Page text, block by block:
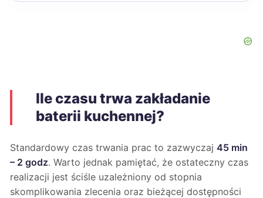
Ile czasu trwa zakładanie
baterii kuchennej?
Standardowy czas trwania prac to zazwyczaj 45 min
– 2 godz. Warto jednak pamiętać, że ostateczny czas
realizacji jest ściśle uzależniony od stopnia
skomplikowania zlecenia oraz bieżącej dostępności